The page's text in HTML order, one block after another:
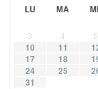
LU MA
3
4 5
10
11
17
18
24
25
31